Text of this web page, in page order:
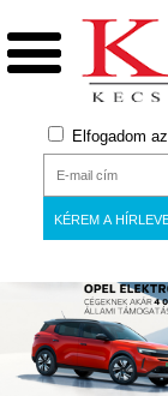
Elfogadom az